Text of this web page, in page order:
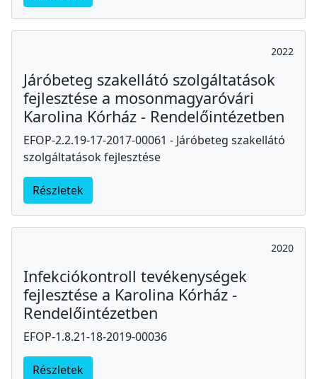
2022
Járóbeteg szakellátó szolgáltatások
fejlesztése a mosonmagyaróvári
Karolina Kórház - Rendelőintézetben
EFOP-2.2.19-17-2017-00061 - Járóbeteg szakellátó
szolgáltatások fejlesztése
Részletek
2020
Infekciókontroll tevékenységek
fejlesztése a Karolina Kórház -
Rendelőintézetben
EFOP-1.8.21-18-2019-00036
Részletek